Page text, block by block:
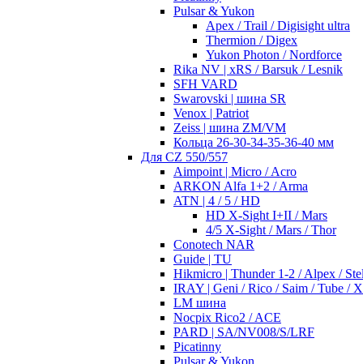
Pulsar & Yukon
Apex / Trail / Digisight ultra
Thermion / Digex
Yukon Photon / Nordforce
Rika NV | xRS / Barsuk / Lesnik
SFH VARD
Swarovski | шина SR
Venox | Patriot
Zeiss | шина ZM/VM
Кольца 26-30-34-35-36-40 мм
Для CZ 550/557
Aimpoint | Micro / Acro
ARKON Alfa 1+2 / Arma
ATN | 4 / 5 / HD
HD X-Sight I+II / Mars
4/5 X-Sight / Mars / Thor
Conotech NAR
Guide | TU
Hikmicro | Thunder 1-2 / Alpex /
IRAY | Geni / Rico / Saim / Tube /
LM шина
Nocpix Rico2 / ACE
PARD | SA/NV008/S/LRF
Picatinny
Pulsar & Yukon